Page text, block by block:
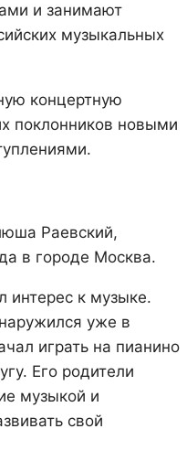
и занимают
музыкальных
концертную
поклонников новыми
Раевский,
в городе Москва.
интерес к музыке.
уже в
играть на пианино
Его родители
музыкой и
свой